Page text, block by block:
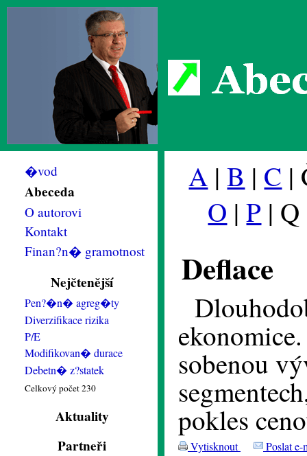
�vod
Abeceda
O autorovi
Kontakt
Finan?n� gramotnost
Nejčtenější
Pen?�n� agreg�ty
Diverzifikace rizika
P/E
Modifikovan� durace
Debetn� z?statek
Celkový počet 230
Aktuality
Partneři
A |B | C |
O |P |
Deflace
sobenou
pokles
Vytisknout Poslat e-